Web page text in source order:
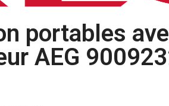
portables
AEG